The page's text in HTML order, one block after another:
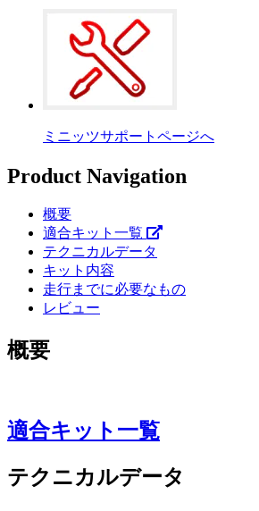
ミニッツサポートページへ
Product Navigation
概要
適合キット一覧
テクニカルデータ
キット内容
走行までに必要なもの
レビュー
概要
適合キット一覧
テクニカルデータ